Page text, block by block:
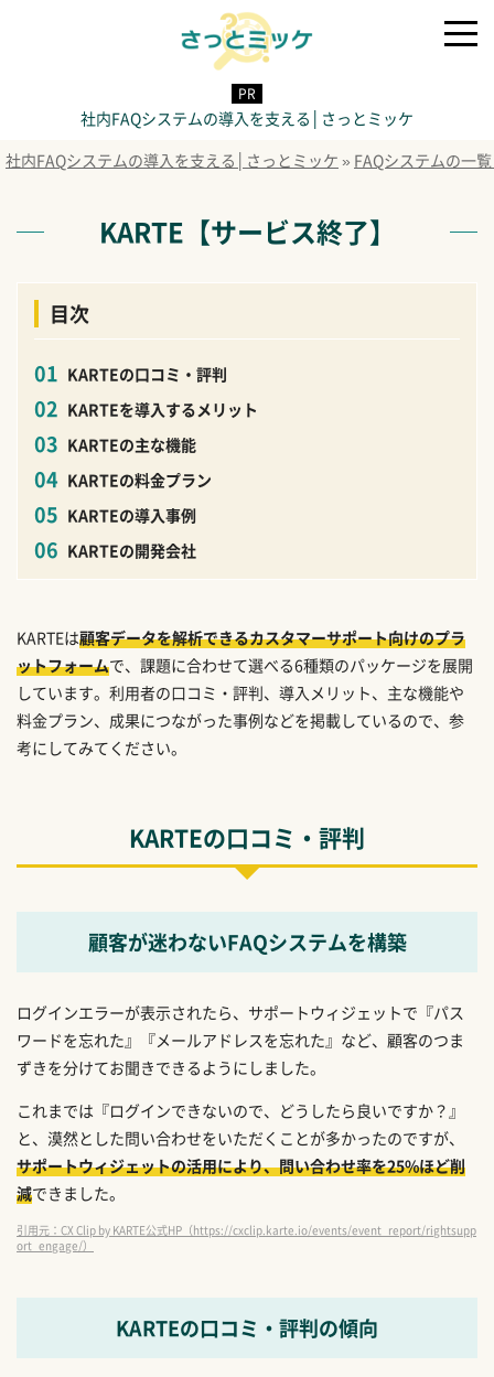
社内FAQシステムの導入を支える│さっとミッケ
社内FAQシステムの導入を支える│さっとミッケ » FAQシステムの一
KARTE【サービス終了】
目次
KARTEの口コミ・評判
KARTEを導入するメリット
KARTEの主な機能
KARTEの料金プラン
KARTEの導入事例
KARTEの開発会社
KARTEは顧客データを解析できるカスタマーサポート向けのプラ
ットフォームで、課題に合わせて選べる6種類のパッケージを展開
しています。利用者の口コミ・評判、導入メリット、主な機能や
料金プラン、成果につながった事例などを掲載しているので、参
考にしてみてください。
KARTEの口コミ・評判
顧客が迷わないFAQシステムを構築
ログインエラーが表示されたら、サポートウィジェットで『パス
ワードを忘れた』『メールアドレスを忘れた』など、顧客のつま
ずきを分けてお聞きできるようにしました。
これまでは『ログインできないので、どうしたら良いですか？』
と、漠然とした問い合わせをいただくことが多かったのですが、
サポートウィジェットの活用により、問い合わせ率を25%ほど削
減できました。
引用元：CX Clip by KARTE公式HP（https://cxclip.karte.io/events/event_report/rightsupp
ort_engage/）
KARTEの口コミ・評判の傾向